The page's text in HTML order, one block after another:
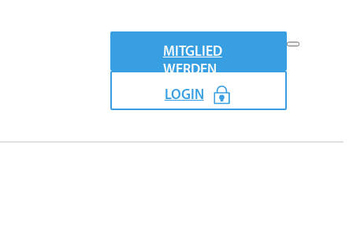
MITGLIED
WERDEN
LOGIN